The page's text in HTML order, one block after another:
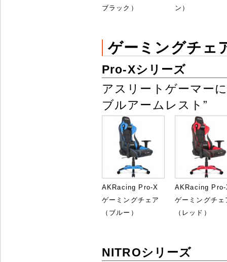
ブラック）
ン）
ゲーミングチェ
Pro-Xシリーズ
アスリートゲーマー
ブルアームレスト”
AKRacing Pro-X
ゲーミングチェア
（ブルー）
AKRacing
ゲーミングチェ
（レッド）
NITROシリーズ